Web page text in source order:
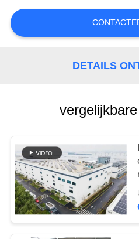
ONS
OP
GEVALLEN
SITEMAP
PRIVACYBELEID
DETAILS